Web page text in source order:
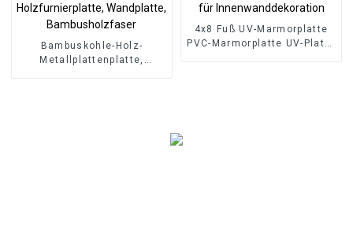
Bambuskohle-Holz-
Metallplattenplatte,
4x8 Fuß UV-Marmorplatte
PVC-Marmorplatte UV-Platte